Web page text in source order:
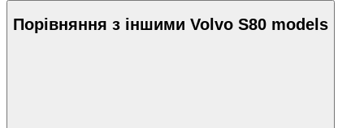
Порівняння з іншими Volvo S80 models